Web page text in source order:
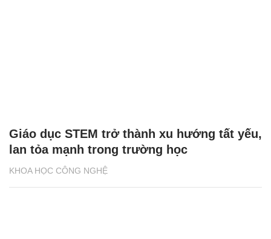
KHOA HỌC CÔNG NGHỆ
Giáo dục STEM trở thành xu hướng tất yếu,
lan tỏa mạnh trong trường học